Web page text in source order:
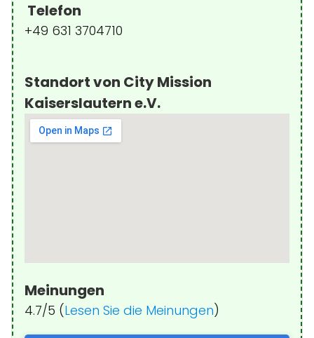
Telefon
+49 631 3704710
Standort von City Mission
Kaiserslautern e.V.
Meinungen
4.7/5 (Lesen Sie die Meinungen)